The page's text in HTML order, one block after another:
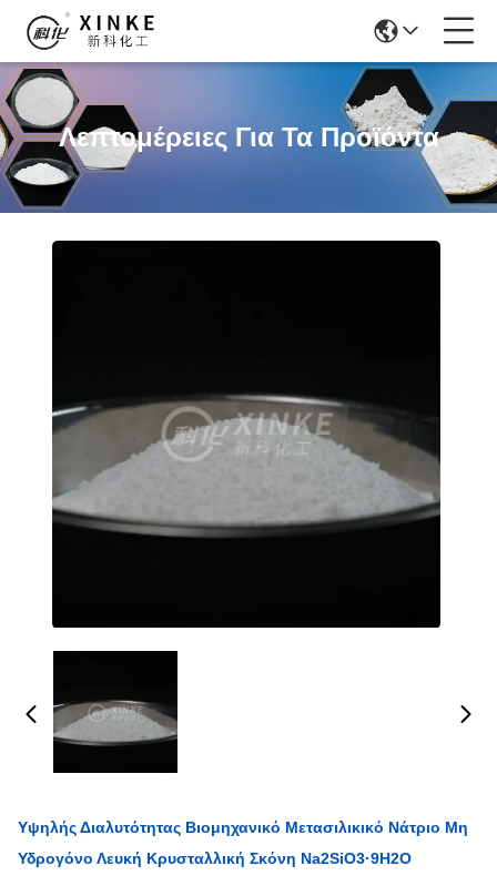
Λεπτομέρειες Για Τα Προϊόντα
Υψηλής Διαλυτότητας Βιομηχανικό Μετασιλικικό Νάτριο Μη
Υδρογόνο Λευκή Κρυσταλλική Σκόνη Na2SiO3·9H2O